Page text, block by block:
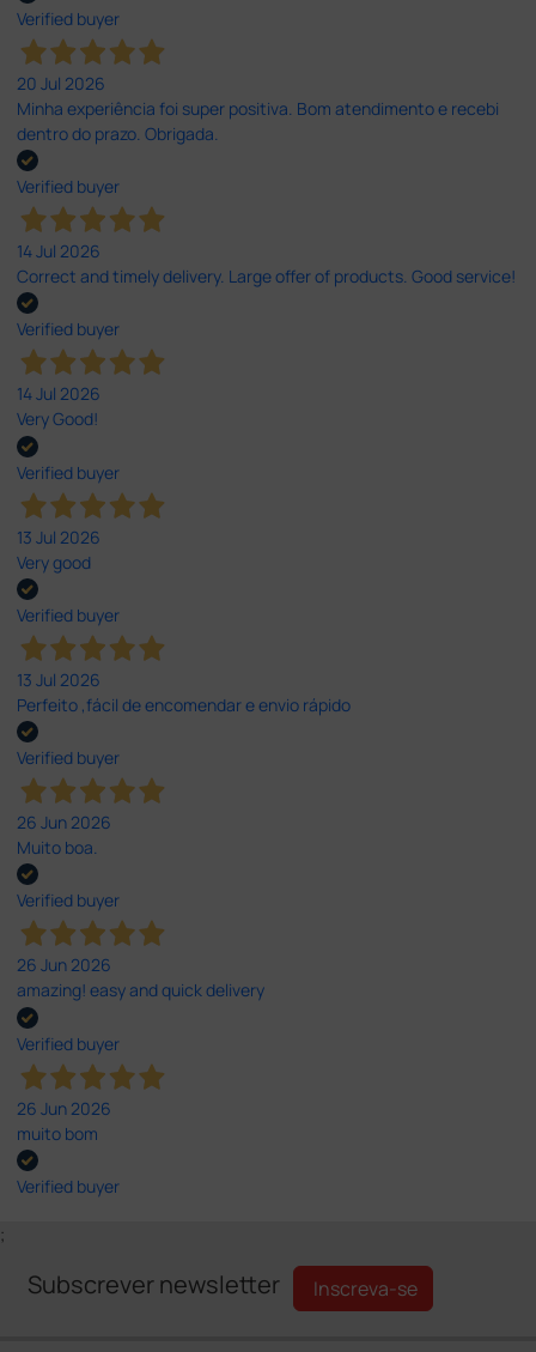
Verified buyer
20 Jul 2026
Minha experiência foi super positiva. Bom atendimento e recebi
dentro do prazo. Obrigada.
Verified buyer
14 Jul 2026
Correct and timely delivery. Large offer of products. Good service!
Verified buyer
14 Jul 2026
Very Good!
Verified buyer
13 Jul 2026
Very good
Verified buyer
13 Jul 2026
Perfeito ,fácil de encomendar e envio rápido
Verified buyer
26 Jun 2026
Muito boa.
Verified buyer
26 Jun 2026
amazing! easy and quick delivery
Verified buyer
26 Jun 2026
muito bom
Verified buyer
;
Subscrever newsletter Inscreva-se